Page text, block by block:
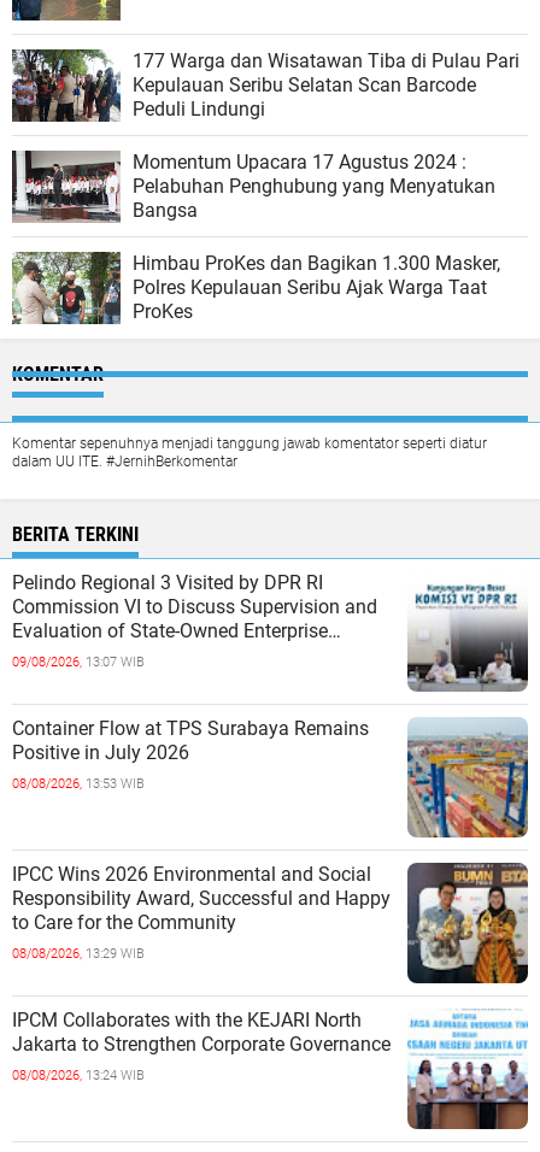
177 Warga dan Wisatawan Tiba di Pulau Pari
Kepulauan Seribu Selatan Scan Barcode
Peduli Lindungi
Momentum Upacara 17 Agustus 2024 :
Pelabuhan Penghubung yang Menyatukan
Bangsa
Himbau ProKes dan Bagikan 1.300 Masker,
Polres Kepulauan Seribu Ajak Warga Taat
ProKes
KOMENTAR
Komentar sepenuhnya menjadi tanggung jawab komentator seperti diatur
dalam UU ITE. #JernihBerkomentar
BERITA TERKINI
Pelindo Regional 3 Visited by DPR RI
Commission VI to Discuss Supervision and
Evaluation of State-Owned Enterprise
Performance
09/08/2026, 13:07 WIB
Container Flow at TPS Surabaya Remains
Positive in July 2026
08/08/2026, 13:53 WIB
IPCC Wins 2026 Environmental and Social
Responsibility Award, Successful and Happy
to Care for the Community
08/08/2026, 13:29 WIB
IPCM Collaborates with the KEJARI North
Jakarta to Strengthen Corporate Governance
08/08/2026, 13:24 WIB